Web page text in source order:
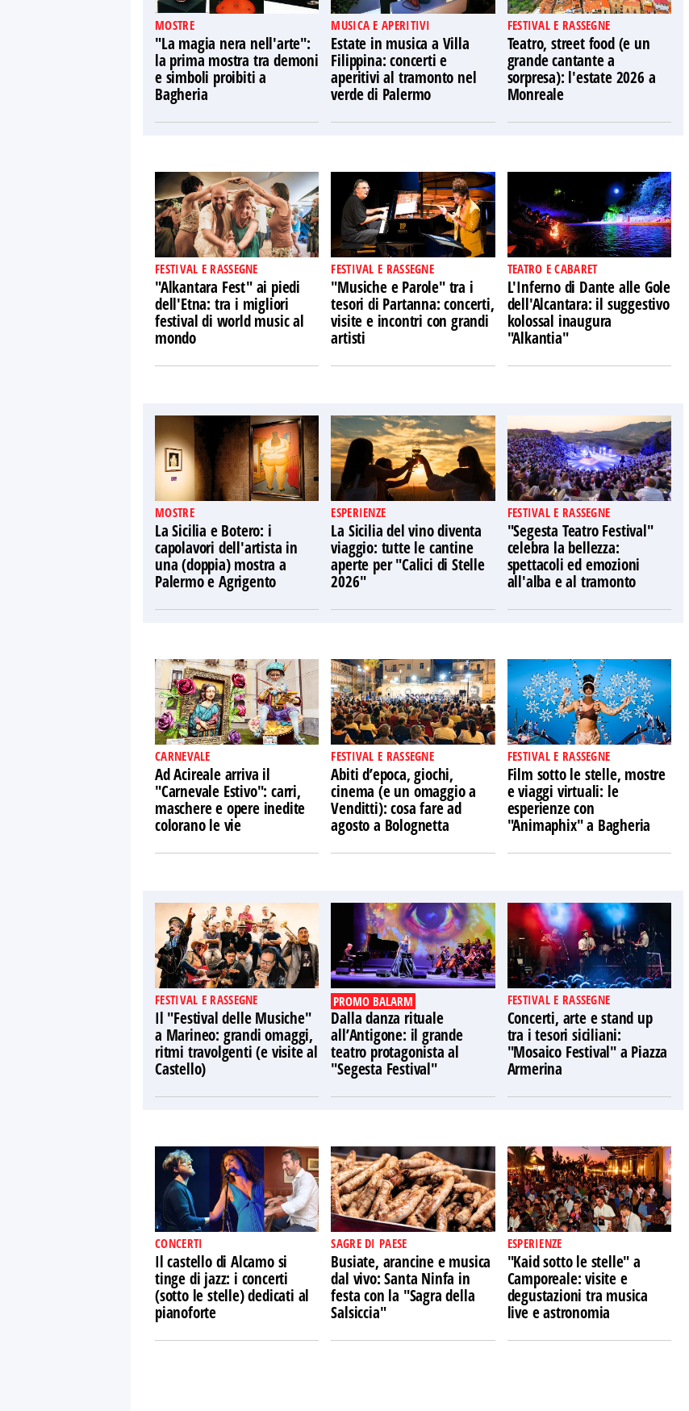
MOSTRE
"La magia nera nell'arte":
la prima mostra tra demoni
e simboli proibiti a
Bagheria
MUSICA E APERITIVI
Estate in musica a Villa
Filippina: concerti e
aperitivi al tramonto nel
verde di Palermo
FESTIVAL E RASSEGNE
Teatro, street food (e un
grande cantante a
sorpresa): l'estate 2026 a
Monreale
FESTIVAL E RASSEGNE
"Alkantara Fest" ai piedi
dell'Etna: tra i migliori
festival di world music al
mondo
FESTIVAL E RASSEGNE
"Musiche e Parole" tra i
tesori di Partanna: concerti,
visite e incontri con grandi
artisti
TEATRO E CABARET
L'Inferno di Dante alle Gole
dell'Alcantara: il suggestivo
kolossal inaugura
"Alkantia"
MOSTRE
La Sicilia e Botero: i
capolavori dell'artista in
una (doppia) mostra a
Palermo e Agrigento
ESPERIENZE
La Sicilia del vino diventa
viaggio: tutte le cantine
aperte per "Calici di Stelle
2026"
FESTIVAL E RASSEGNE
"Segesta Teatro Festival"
celebra la bellezza:
spettacoli ed emozioni
all'alba e al tramonto
CARNEVALE
Ad Acireale arriva il
"Carnevale Estivo": carri,
maschere e opere inedite
colorano le vie
FESTIVAL E RASSEGNE
Abiti d’epoca, giochi,
cinema (e un omaggio a
Venditti): cosa fare ad
agosto a Bolognetta
FESTIVAL E RASSEGNE
Film sotto le stelle, mostre
e viaggi virtuali: le
esperienze con
"Animaphix" a Bagheria
FESTIVAL E RASSEGNE
Il "Festival delle Musiche"
a Marineo: grandi omaggi,
ritmi travolgenti (e visite al
Castello)
PROMO BALARM
Dalla danza rituale
all’Antigone: il grande
teatro protagonista al
"Segesta Festival"
FESTIVAL E RASSEGNE
Concerti, arte e stand up
tra i tesori siciliani:
"Mosaico Festival" a Piazza
Armerina
CONCERTI
Il castello di Alcamo si
tinge di jazz: i concerti
(sotto le stelle) dedicati al
pianoforte
SAGRE DI PAESE
Busiate, arancine e musica
dal vivo: Santa Ninfa in
festa con la "Sagra della
Salsiccia"
ESPERIENZE
"Kaid sotto le stelle" a
Camporeale: visite e
degustazioni tra musica
live e astronomia